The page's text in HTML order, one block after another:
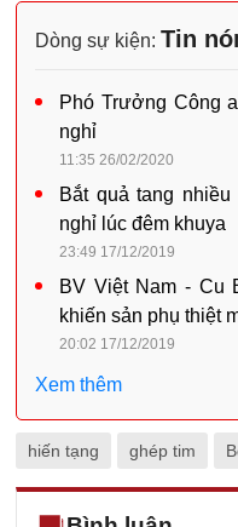
Dòng sự kiện: Tin
Phó Trưởng Công
nghỉ
11:35 26/02/2020
Bắt quả tang
nghỉ lúc đêm khuya
23:49 17/12/2019
BV Việt Nam - Cu
khiến sản phụ thiệt
20:02 17/12/2019
Xem thêm
hiến tạng ghép tim